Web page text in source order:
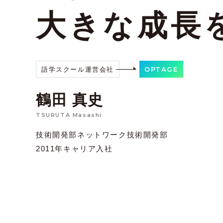
大きな成長
語学スクール運営会社 OPTAGE
鶴田 真史
TSURUTA Masashi
技術開発部ネットワーク技術開発部
2011年キャリア入社